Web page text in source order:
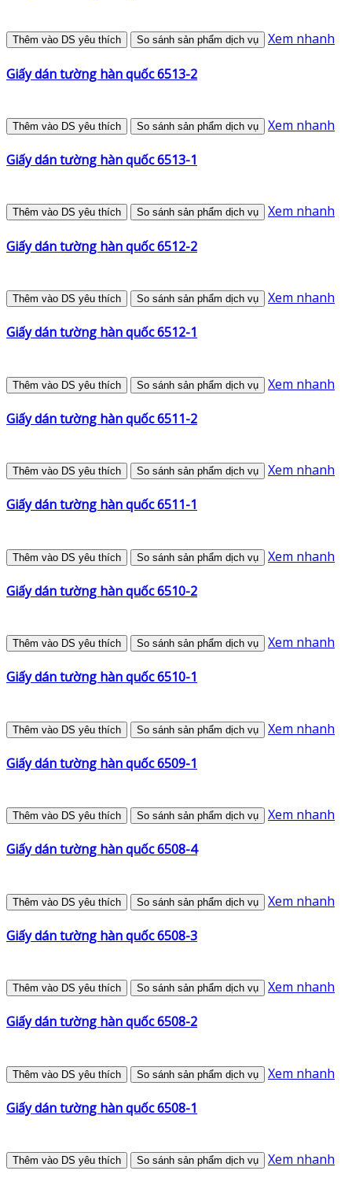
Thêm vào DS yêu thích So sánh sản phẩm dịch vụ Xem nhanh
Giấy dán tường hàn quốc 6513-2
Thêm vào DS yêu thích So sánh sản phẩm dịch vụ Xem nhanh
Giấy dán tường hàn quốc 6513-1
Thêm vào DS yêu thích So sánh sản phẩm dịch vụ Xem nhanh
Giấy dán tường hàn quốc 6512-2
Thêm vào DS yêu thích So sánh sản phẩm dịch vụ Xem nhanh
Giấy dán tường hàn quốc 6512-1
Thêm vào DS yêu thích So sánh sản phẩm dịch vụ Xem nhanh
Giấy dán tường hàn quốc 6511-2
Thêm vào DS yêu thích So sánh sản phẩm dịch vụ Xem nhanh
Giấy dán tường hàn quốc 6511-1
Thêm vào DS yêu thích So sánh sản phẩm dịch vụ Xem nhanh
Giấy dán tường hàn quốc 6510-2
Thêm vào DS yêu thích So sánh sản phẩm dịch vụ Xem nhanh
Giấy dán tường hàn quốc 6510-1
Thêm vào DS yêu thích So sánh sản phẩm dịch vụ Xem nhanh
Giấy dán tường hàn quốc 6509-1
Thêm vào DS yêu thích So sánh sản phẩm dịch vụ Xem nhanh
Giấy dán tường hàn quốc 6508-4
Thêm vào DS yêu thích So sánh sản phẩm dịch vụ Xem nhanh
Giấy dán tường hàn quốc 6508-3
Thêm vào DS yêu thích So sánh sản phẩm dịch vụ Xem nhanh
Giấy dán tường hàn quốc 6508-2
Thêm vào DS yêu thích So sánh sản phẩm dịch vụ Xem nhanh
Giấy dán tường hàn quốc 6508-1
Thêm vào DS yêu thích So sánh sản phẩm dịch vụ Xem nhanh